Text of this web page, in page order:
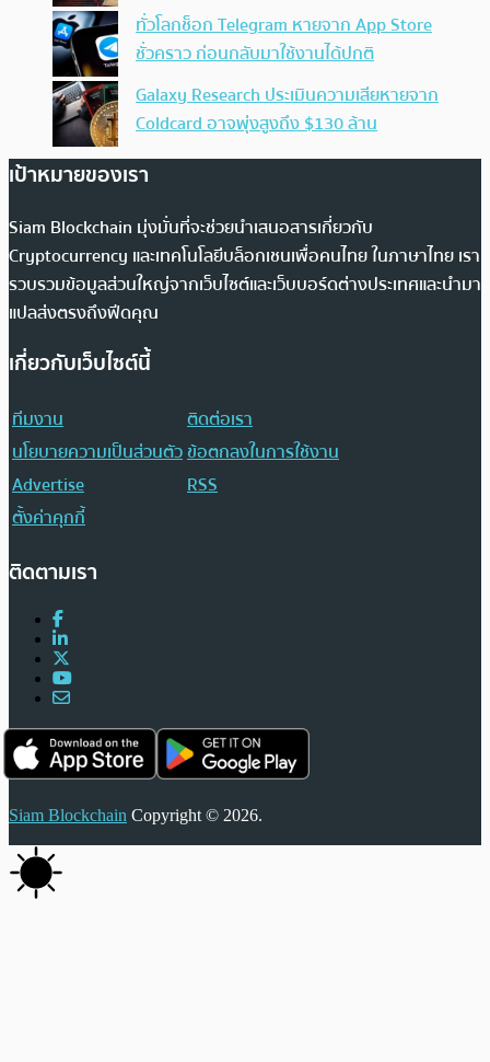
ทั่วโลกช็อก Telegram หายจาก App Store
ชั่วคราว ก่อนกลับมาใช้งานได้ปกติ
Galaxy Research ประเมินความเสียหายจาก
Coldcard อาจพุ่งสูงถึง $130 ล้าน
เป้าหมายของเรา
Siam Blockchain มุ่งมั่นที่จะช่วยนำเสนอสารเกี่ยวกับ
Cryptocurrency และเทคโนโลยีบล็อกเชนเพื่อคนไทย ในภาษาไทย เรา
รวบรวมข้อมูลส่วนใหญ่จากเว็บไซต์และเว็บบอร์ดต่างประเทศและนำมา
แปลส่งตรงถึงฟีดคุณ
เกี่ยวกับเว็บไซต์นี้
ทีมงาน
ติดต่อเรา
นโยบายความเป็นส่วนตัวข้อตกลงในการใช้งาน
Advertise
RSS
ตั้งค่าคุกกี้
ติดตามเรา
Siam Blockchain Copyright © 2026.